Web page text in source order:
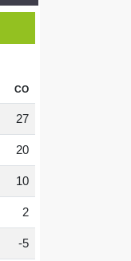
CO
27
20
10
2
-5